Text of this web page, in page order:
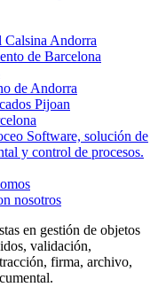
Calsina Andorra
de Barcelona
de Andorra
Pijoan
nosotros
en gestión de objetos
validación,
firma, archivo,